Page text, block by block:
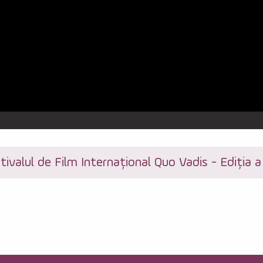
de Film Internațional Quo Vadis - Ediția